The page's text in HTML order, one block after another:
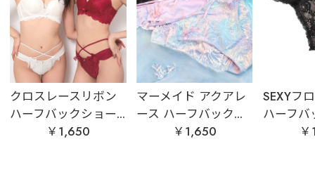
クロスレースリボン
ハーフバックショー...
￥1,650
マーメイド アクアレ
ース ハーフバック...
￥1,650
SEXYフ
ハーフバ